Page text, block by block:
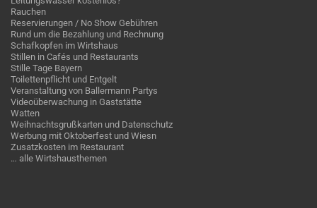
Rauchen
Reservierungen / No Show Gebühren
Rund um die Bezahlung und Rechnung
Schafkopfen im Wirtshaus
Stillen in Cafés und Restaurants
Stille Tage Bayern
Toilettenpflicht und Entgelt
Veranstaltung von Ballermann Partys
Videoüberwachung in Gaststätte
Watten
Weihnachtsgrußkarten und Datenschutz
Werbung mit Oktoberfest und Wiesn
Zusatzkosten im Restaurant
… alle Wirtshausthemen